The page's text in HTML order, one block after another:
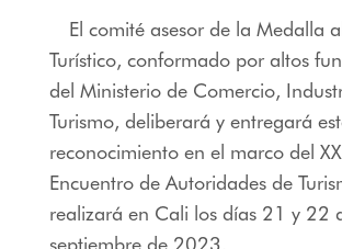
El comité asesor de la Medalla
Turístico, conformado por altos
del Ministerio de Comercio,
Turismo, deliberará y entregará
reconocimiento en el marco del
Encuentro de Autoridades de
realizará en Cali los días 21 y 22
septiembre de 2023.